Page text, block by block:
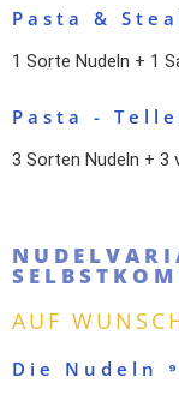
Pasta &
1 Sorte Nudeln + 1
Pasta -
3 Sorten Nudeln + 3
AUF
Die Nudeln ⁹